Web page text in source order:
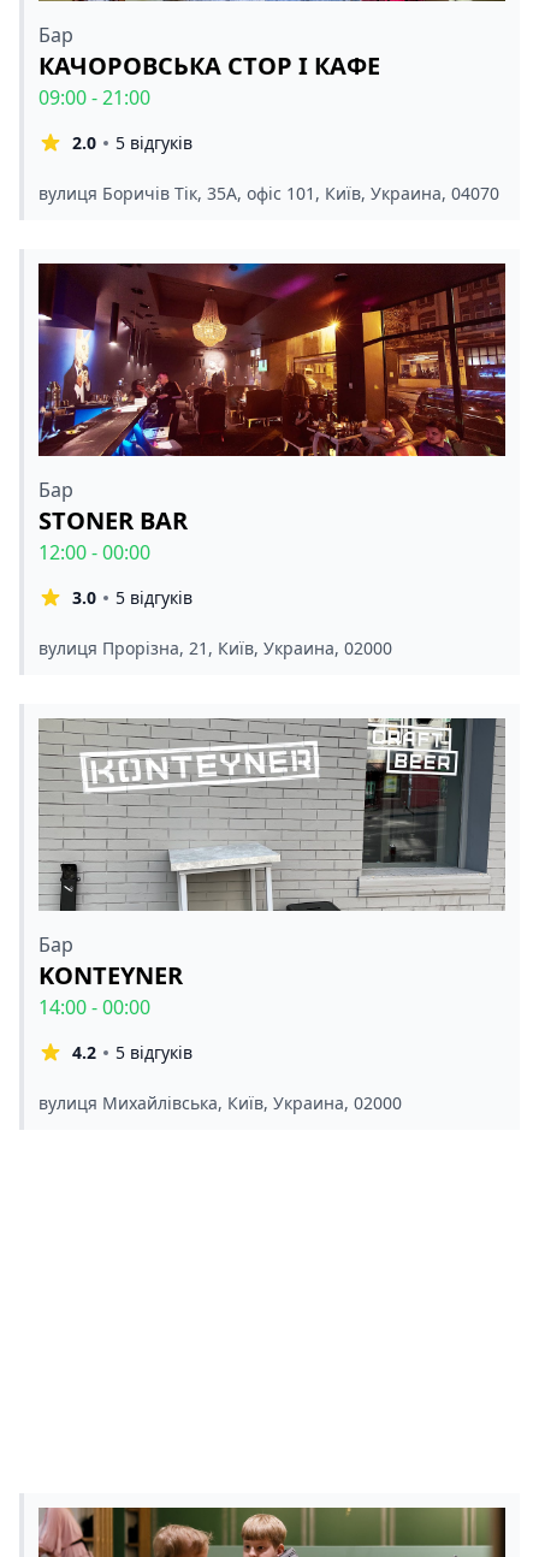
Бар
КАЧОРОВСЬКА СТОР І КАФЕ
09:00 - 21:00
2.0 5 відгуків
вулиця Боричів Тік, 35А, офіс 101, Київ, Украина, 04070
Бар
STONER BAR
12:00 - 00:00
3.0 5 відгуків
вулиця Прорізна, 21, Київ, Украина, 02000
Бар
KONTEYNER
14:00 - 00:00
4.2 5 відгуків
вулиця Михайлівська, Київ, Украина, 02000